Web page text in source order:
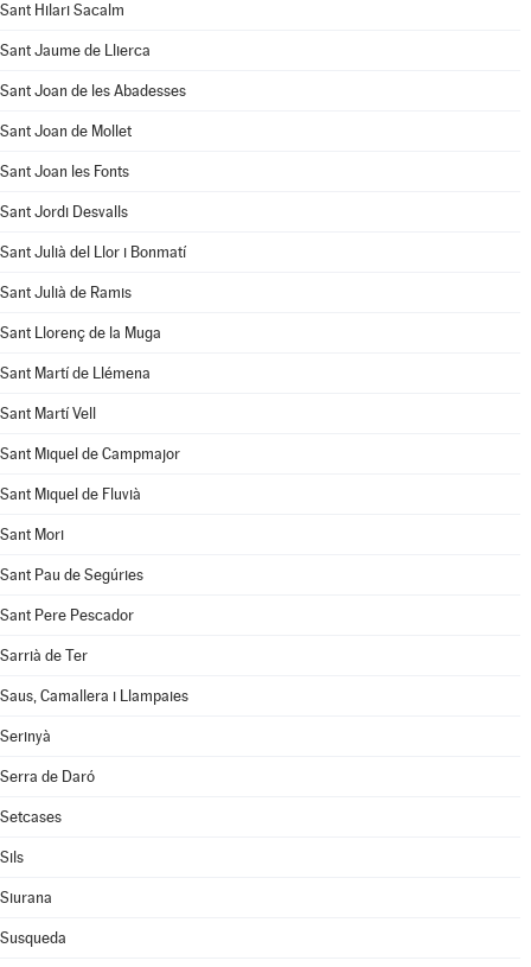
Sant Hilari Sacalm
Sant Jaume de Llierca
Sant Joan de les Abadesses
Sant Joan de Mollet
Sant Joan les Fonts
Sant Jordi Desvalls
Sant Julià del Llor i Bonmatí
Sant Julià de Ramis
Sant Llorenç de la Muga
Sant Martí de Llémena
Sant Martí Vell
Sant Miquel de Campmajor
Sant Miquel de Fluvià
Sant Mori
Sant Pau de Segúries
Sant Pere Pescador
Sarrià de Ter
Saus, Camallera i Llampaies
Serinyà
Serra de Daró
Setcases
Sils
Siurana
Susqueda